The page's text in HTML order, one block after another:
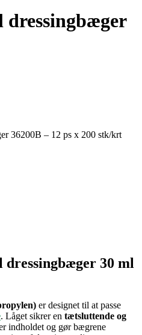
36200B – 12 ps x 200 stk/krt
30 ml
er designet til at passe
. Låget sikrer en tætsluttende og
indholdet og gør bægrene